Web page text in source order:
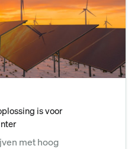
is voor
met hoog